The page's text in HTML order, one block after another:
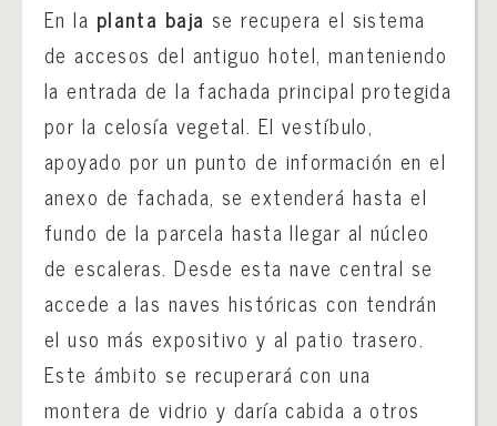
En la planta baja se recupera el sistema
de accesos del antiguo hotel, manteniendo
la entrada de la fachada principal protegida
por la celosía vegetal. El vestíbulo,
apoyado por un punto de información en el
anexo de fachada, se extenderá hasta el
fundo de la parcela hasta llegar al núcleo
de escaleras. Desde esta nave central se
accede a las naves históricas con tendrán
el uso más expositivo y al patio trasero.
Este ámbito se recuperará con una
montera de vidrio y daría cabida a otros